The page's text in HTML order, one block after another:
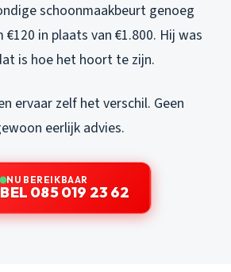
schoonmaakbeurt genoeg
in plaats van €1.800. Hij was
is hoe het hoort te zijn.
ervaar zelf het verschil. Geen
eerlijk advies.
NU BEREIKBAAR
BEL 085 019 23 62